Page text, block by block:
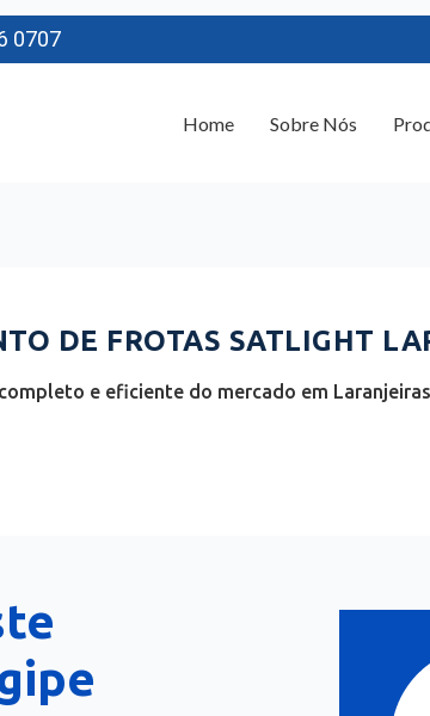
0707
DE FROTAS SATLIGHT
e eficiente do mercado em Laranjeiras